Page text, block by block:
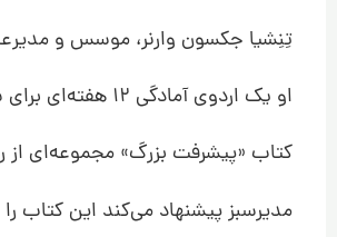
تِنِشیا جکسون وارنر، موسس و
او یک اردوی آمادگی 12 هفته‌ای برای شروع کار و رسیدن به موفقیت برگزار کرد.
کتاب «پیشرفت بزرگ» مجموعه‌ای از
مدیرسبز پیشنهاد می‌کند این کتاب را بخوانید و مفیدترین